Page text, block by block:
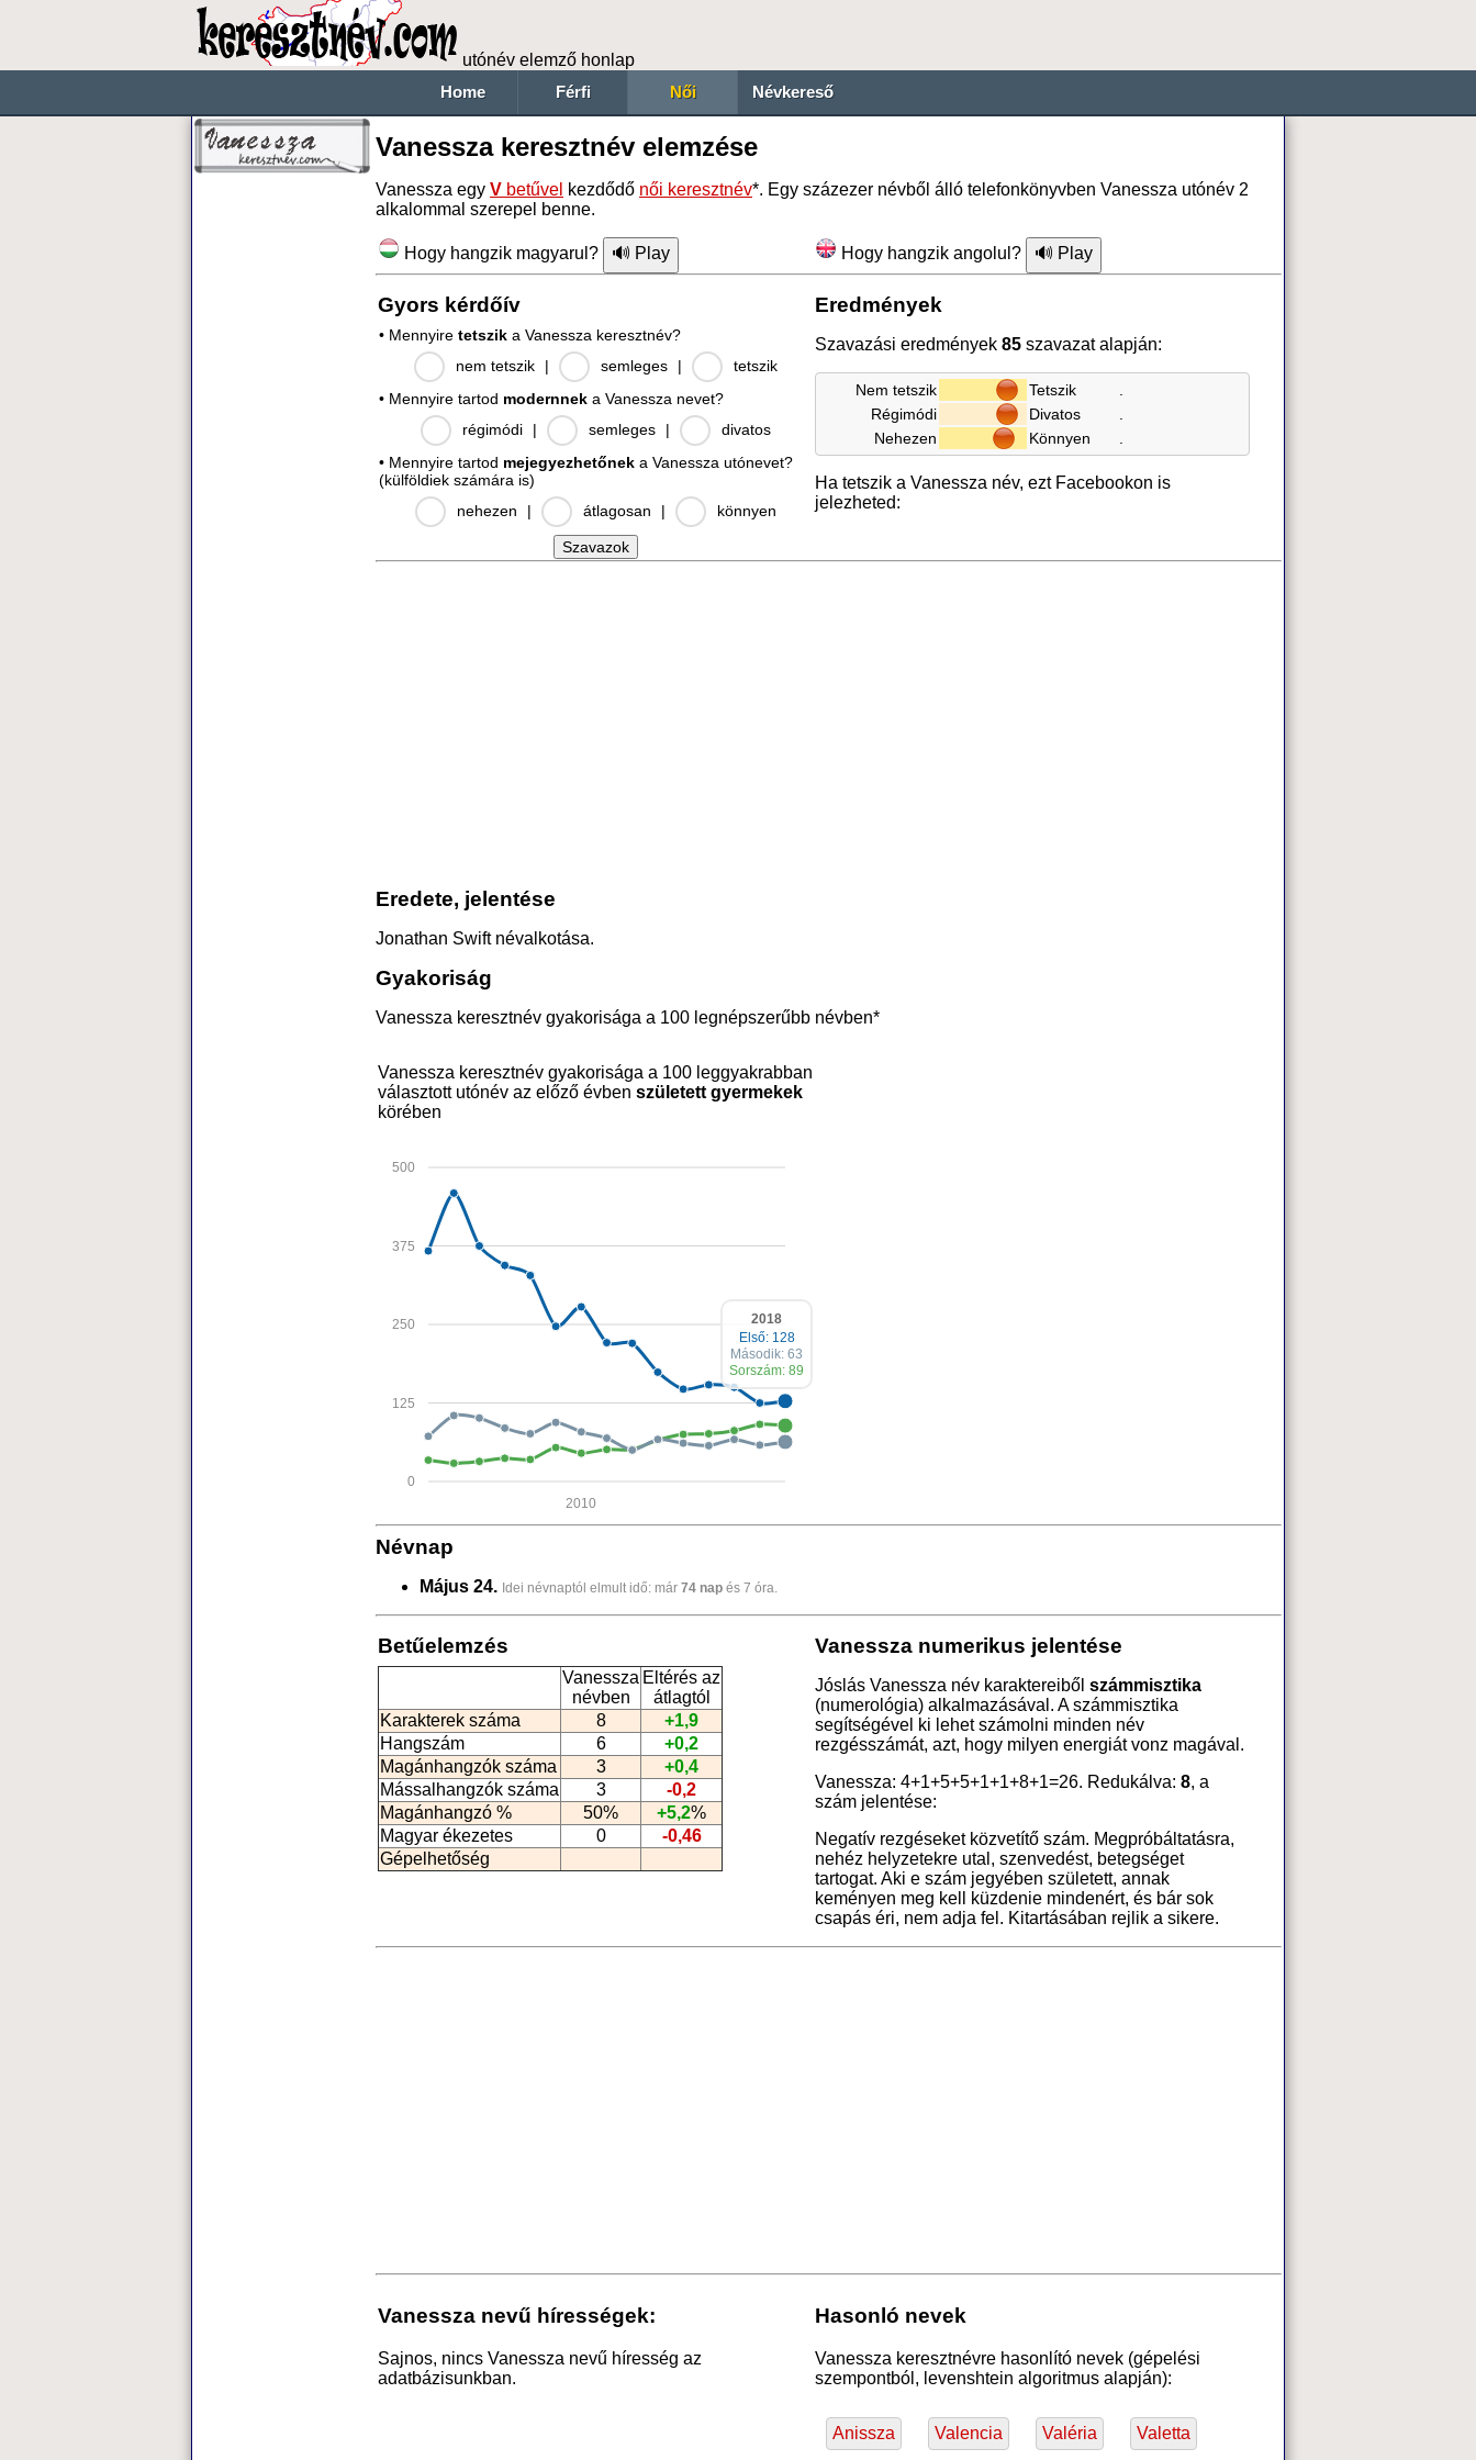
utónév elemző honlap
Home Férfi Női Névkereső
Vanessza keresztnév elemzése
Vanessza egy V betűvel kezdődő női keresztnév*. Egy százezer névből álló telefonkönyvben Vanessza utónév 2
alkalommal szerepel benne.
Hogy hangzik magyarul? Hogy hangzik angolul?
Gyors kérdőív
• Mennyire tetszik a Vanessza keresztnév?
nem tetszik
| semleges |
tetszik
• Mennyire tartod modernnek a Vanessza nevet?
régimódi
| semleges |
divatos
• Mennyire tartod mejegyezhetőnek a Vanessza utónevet?
(külföldiek számára is)
nehezen
| átlagosan | könnyen
Eredmények
Szavazási eredmények 85 szavazat alapján:
Nem tetszik Tetszik
Régimódi
Divatos
Nehezen
Könnyen
Ha tetszik a Vanessza név, ezt Facebookon is
jelezheted:
Eredete, jelentése
Jonathan Swift névalkotása.
Gyakoriság
Vanessza keresztnév gyakorisága a 100 legnépszerűbb névben*
Vanessza keresztnév gyakorisága a 100 leggyakrabban
választott utónév az előző évben született gyermekek
körében
0
125
250
375
500
2010
2018
Első: 128
Második: 63
Sorszám: 89
Névnap
Május 24. Idei névnaptól elmult idő: már 74 nap és 7 óra.
Betűelemzés
Vanessza
névben
Eltérés az
átlagtól
Karakterek száma
8
+1,9
Hangszám
6
+0,2
Magánhangzók száma
3
+0,4
Mássalhangzók száma
3
-0,2
Magánhangzó %
50% +5,2%
Magyar ékezetes
0
-0,46
Gépelhetőség
Vanessza numerikus jelentése
Jóslás Vanessza név karaktereiből számmisztika
(numerológia) alkalmazásával. A számmisztika
segítségével ki lehet számolni minden név
rezgésszámát, azt, hogy milyen energiát vonz magával.
Vanessza: 4+1+5+5+1+1+8+1=26. Redukálva: 8, a
szám jelentése:
Negatív rezgéseket közvetítő szám. Megpróbáltatásra,
nehéz helyzetekre utal, szenvedést, betegséget
tartogat. Aki e szám jegyében született, annak
keményen meg kell küzdenie mindenért, és bár sok
csapás éri, nem adja fel. Kitartásában rejlik a sikere.
Vanessza nevű hírességek:
Sajnos, nincs Vanessza nevű híresség az
adatbázisunkban.
Hasonló nevek
Vanessza keresztnévre hasonlító nevek (gépelési
szempontból, levenshtein algoritmus alapján):
Anissza Valencia Valéria Valetta